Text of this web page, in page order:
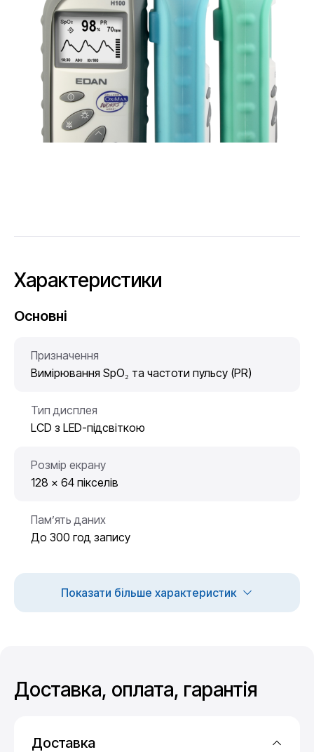
Характеристики
Основні
Призначення
Вимірювання SpO₂ та частоти пульсу (PR)
Тип дисплея
LCD з LED-підсвіткою
Розмір екрану
128 × 64 пікселів
Пам’ять даних
До 300 год запису
Показати більше характеристик
Доставка, оплата, гарантія
Доставка